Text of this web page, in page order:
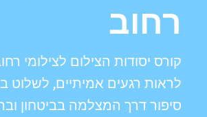
רחוב
קורס יסודות הצילום לצילומי
לראות רגעים אמיתיים, לשלוט
סיפור דרך המצלמה בביטחון